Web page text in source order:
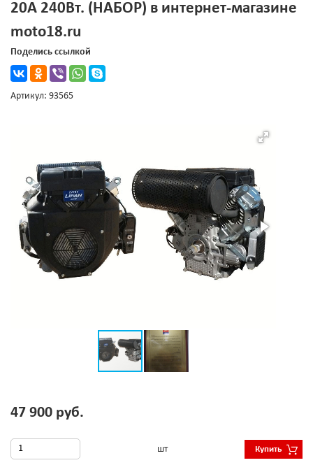
20А 240Вт. (НАБОР) в интернет-магазине
moto18.ru
Поделись ссылкой
Артикул: 93565
47 900 руб.
шт Купить